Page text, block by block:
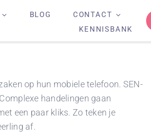
BLOG
CONTACT
KENNISBANK
op hun mobiele telefoon. SEN-
handelingen gaan
een paar kliks. Zo teken je
af.